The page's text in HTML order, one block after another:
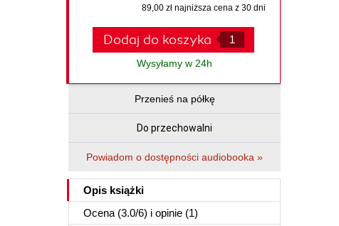
89,00 zł najniższa cena z 30 dni
Dodaj do koszyka
Wysyłamy w 24h
Przenieś na półkę
Do przechowalni
Powiadom o dostępności audiobooka »
Opis książki
Ocena (3.0/6) i opinie (1)